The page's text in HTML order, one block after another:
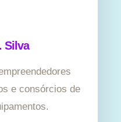
Silva
e consórcios de